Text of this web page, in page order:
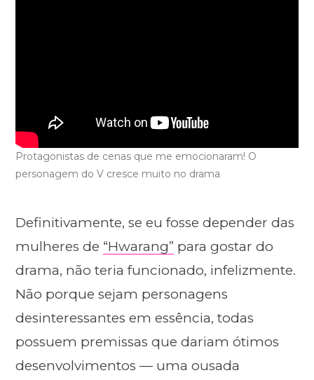
Protagonistas de cenas que me emocionaram! O
personagem do V cresce muito no drama
Definitivamente, se eu fosse depender das
mulheres de “Hwarang” para gostar do
drama, não teria funcionado, infelizmente.
Não porque sejam personagens
desinteressantes em essência, todas
possuem premissas que dariam ótimos
desenvolvimentos — uma ousada